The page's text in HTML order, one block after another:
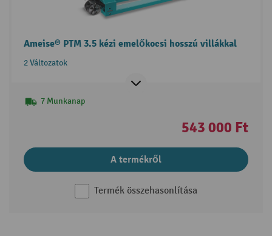
Ameise® PTM 3.5 kézi emelőkocsi hosszú villákkal
2 Változatok
7 Munkanap
543 000 Ft
A termékről
Termék összehasonlítása